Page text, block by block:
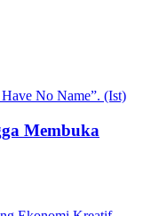
Membuka